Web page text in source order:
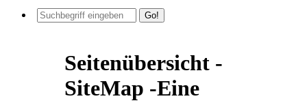
Seitenübersicht -
SiteMap -Eine